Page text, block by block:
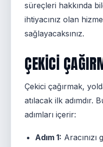
süreçleri hakkında
ihtiyacınız olan
sağlayacaksınız.
ÇEKICI
Çekici çağırmak,
atılacak ilk adımdır.
adımları içerir:
Adım 1: